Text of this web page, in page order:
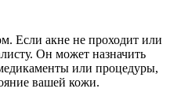
Если акне не проходит или
Он может назначить
или процедуры,
вашей кожи.